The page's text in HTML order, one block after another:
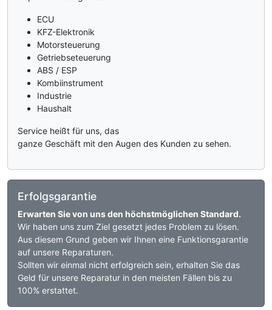
ECU
KFZ-Elektronik
Motorsteuerung
Getriebseteuerung
ABS / ESP
Kombiinstrument
Industrie
Haushalt
Service heißt für uns, das
ganze Geschäft mit den Augen des Kunden zu sehen.
Erfolgsgarantie
Erwarten Sie von uns den höchstmöglichen Standard.
Wir haben uns zum Ziel gesetzt jedes Problem zu lösen.
Aus diesem Grund geben wir Ihnen eine Funktionsgarantie
auf unsere Reparaturen.
Sollten wir einmal nicht erfolgreich sein, erhalten Sie das
Geld für unsere Reparatur in den meisten Fällen bis zu
100% erstattet.